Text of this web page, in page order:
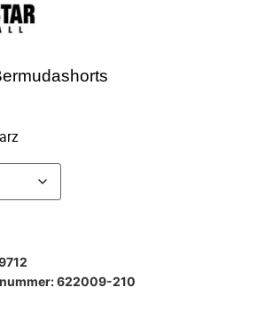
622009-210